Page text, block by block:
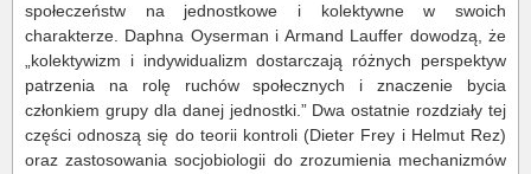
społeczeństw na jednostkowe i kolektywne w swoich
charakterze. Daphna Oyserman i Armand Lauffer dowodzą, że
„kolektywizm i indywidualizm dostarczają różnych perspektyw
patrzenia na rolę ruchów społecznych i znaczenie bycia
członkiem grupy dla danej jednostki.” Dwa ostatnie rozdziały tej
części odnoszą się do teorii kontroli (Dieter Frey i Helmut Rez)
oraz zastosowania socjobiologii do zrozumienia mechanizmów